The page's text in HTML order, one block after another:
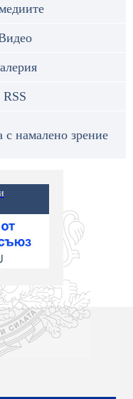
RSS
с намалено зрение